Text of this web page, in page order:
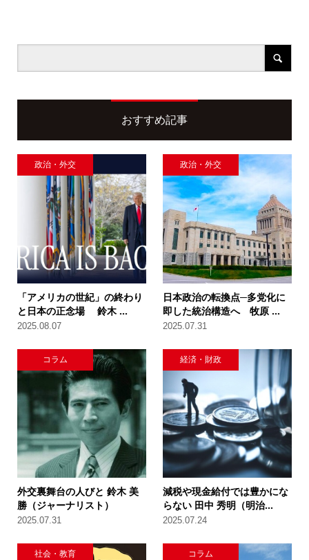
おすすめ記事
政治・外交
「アメリカの世紀」の終わり
と日本の正念場 鈴木 ...
2025.08.07
政治・外交
日本政治の転換点─多党化に
即した統治構造へ 牧原 ...
2025.07.31
コラム
外交裏舞台の人びと 鈴木 美
勝（ジャーナリスト）
2025.07.31
経済・財政
減税や現金給付では豊かにな
らない 田中 秀明（明治...
2025.07.24
社会・教育 コラム